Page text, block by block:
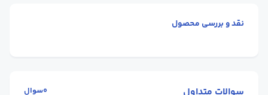
نقد و بررسی محصول
0سوال